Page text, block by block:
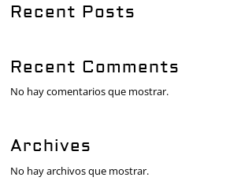
Recent Posts
Recent Comments
No hay comentarios que mostrar.
Archives
No hay archivos que mostrar.